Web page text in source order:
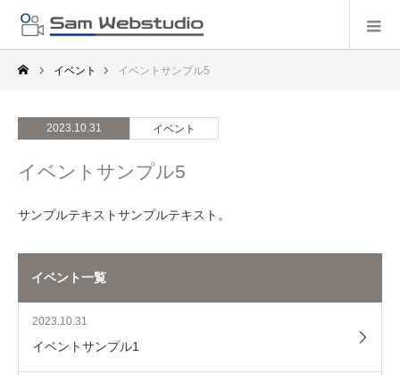
イベント イベントサンプル5
2023.10.31 イベント
イベントサンプル5
サンプルテキストサンプルテキスト。
イベント一覧
2023.10.31
イベントサンプル1